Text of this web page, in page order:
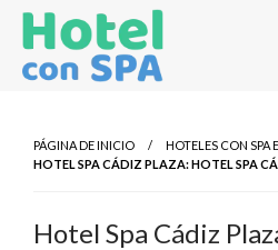
Saltar
contenido
PÁGINA DE INICIO
HOTELES CON SPA
HOTEL SPA CÁDIZ PLAZA: HOTEL SPA
Hotel Spa Cádiz